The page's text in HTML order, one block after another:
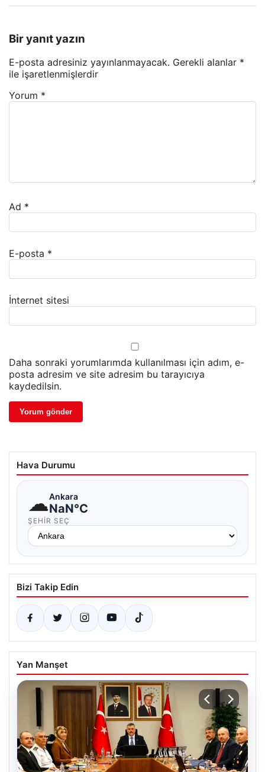
Bir yanıt yazın
E-posta adresiniz yayınlanmayacak. Gerekli alanlar *
ile işaretlenmişlerdir
Yorum *
Ad *
E-posta *
İnternet sitesi
Daha sonraki yorumlarımda kullanılması için adım, e-
posta adresim ve site adresim bu tarayıcıya
kaydedilsin.
Hava Durumu
☁Ankara
NaN°C
ŞEHIR SEÇ
Bizi Takip Edin
Yan Manşet